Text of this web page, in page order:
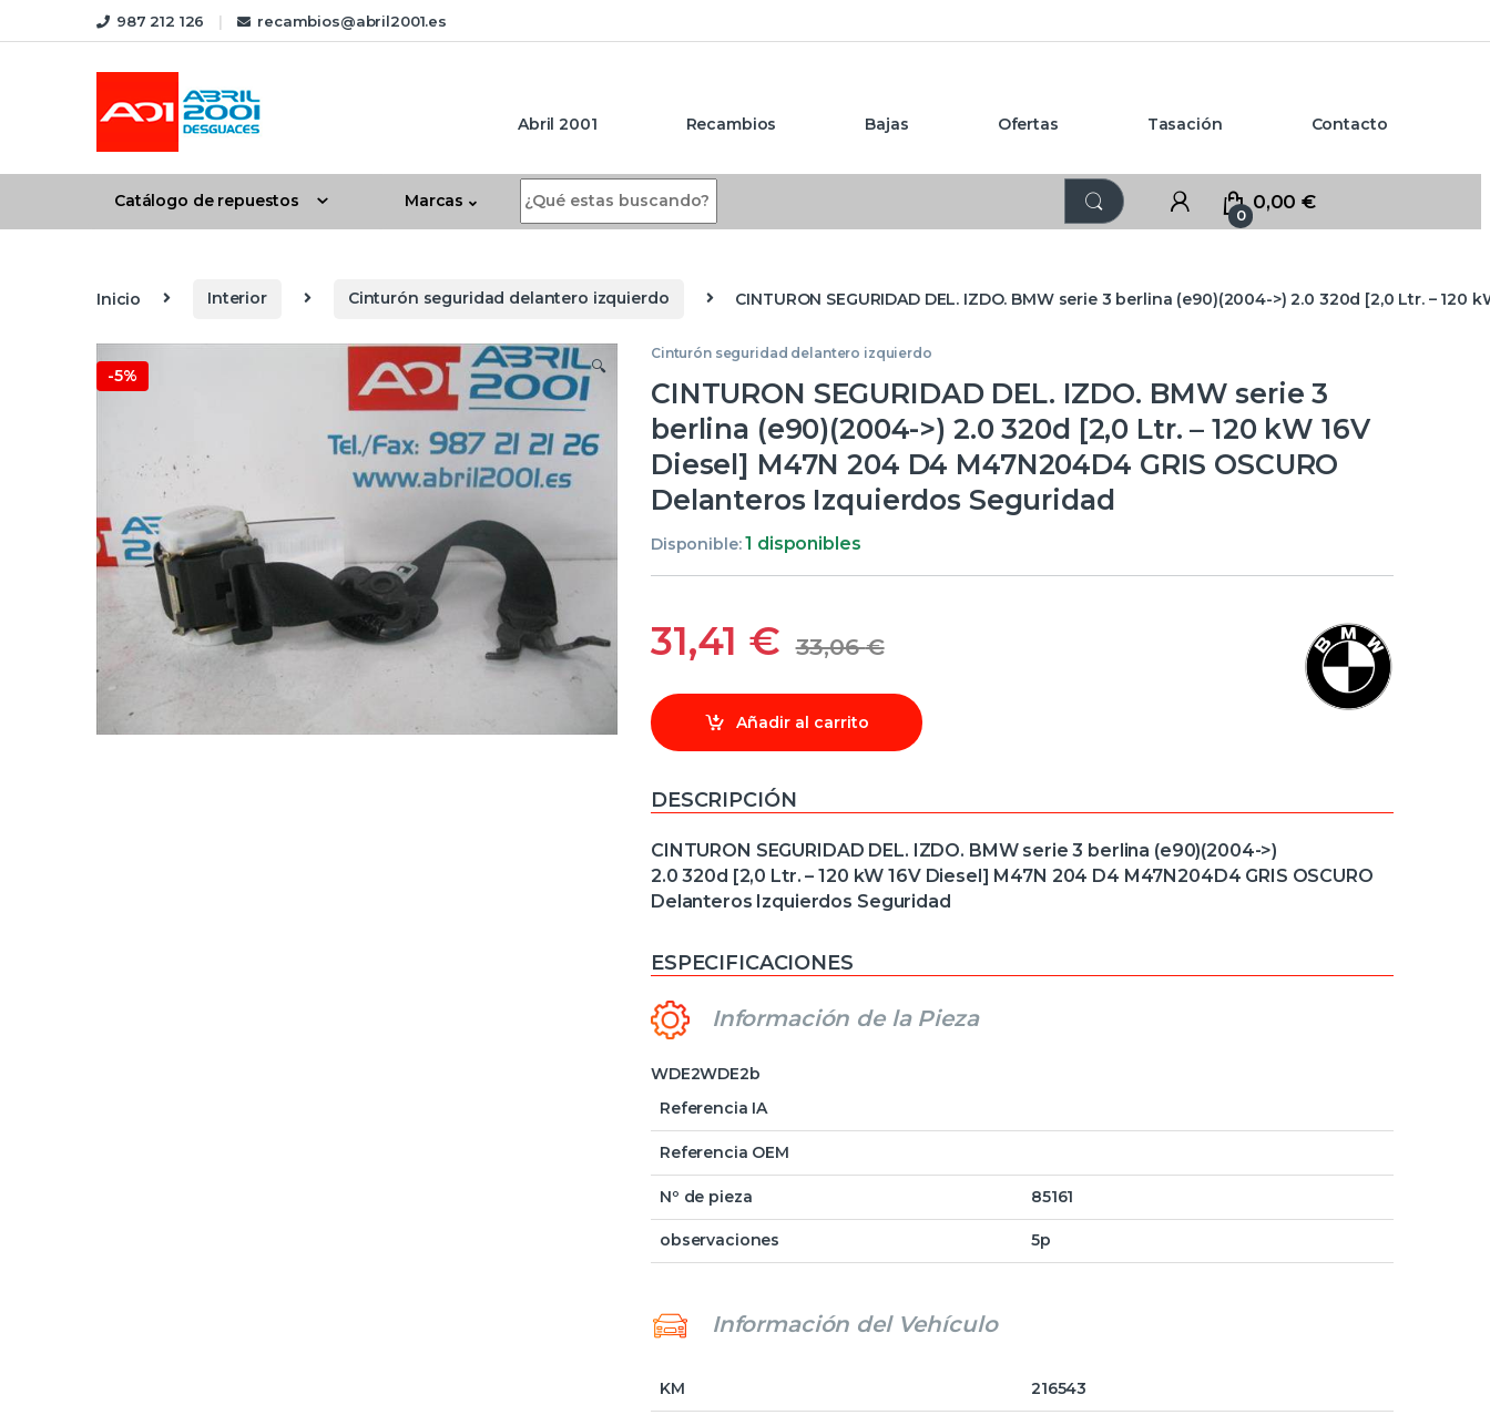
Skip to navigation
Skip to content987 212 126 recambios@abril2001.es
Abril 2001 Recambios Bajas Ofertas Tasación Contacto
Catálogo de repuestos
0
0,00€
Marcas
Inicio Interior Cinturón seguridad delantero izquierdo CINTURON SEGURIDAD DEL. IZDO. BMW serie 3 berlina (e90)(2004->) 2.0 320d [2,0 Ltr. –
-5% 🔍
Cinturón seguridad delantero izquierdo
CINTURON SEGURIDAD DEL. IZDO. BMW serie 3
berlina (e90)(2004->) 2.0 320d [2,0 Ltr. – 120 kW 16V
Diesel] M47N 204 D4 M47N204D4 GRIS OSCURO
Delanteros Izquierdos Seguridad
Disponible:1 disponibles
31,41 € 33,06€
Añadir al carrito
DESCRIPCIÓN
CINTURON SEGURIDAD DEL. IZDO. BMW serie 3 berlina (e90)(2004->)
2.0 320d [2,0 Ltr. – 120 kW 16V Diesel] M47N 204 D4 M47N204D4 GRIS OSCURO
Delanteros Izquierdos Seguridad
ESPECIFICACIONES
Información de la Pieza
WDE2WDE2b
Referencia IA
Referencia OEM
Nº de pieza 85161
observaciones 5p
Información del Vehículo
KM 216543